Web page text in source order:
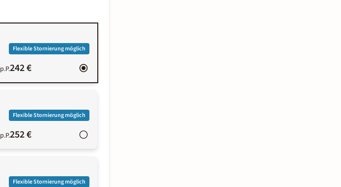
Flexible Stornierung möglich
p.P.242 €
Flexible Stornierung möglich
p.P.252 €
Flexible Stornierung möglich